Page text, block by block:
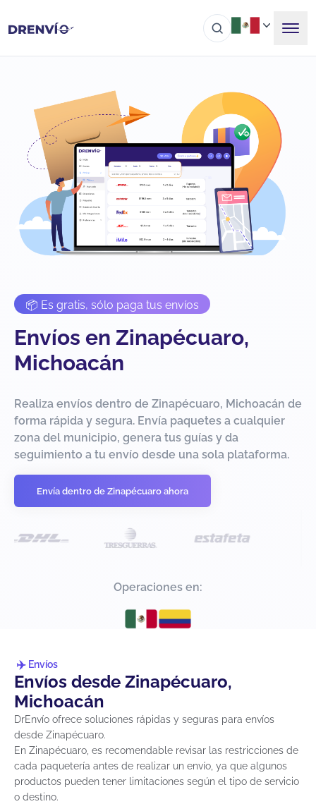
📦 Es gratis, sólo paga tus envíos
Envíos en Zinapécuaro,
Michoacán
Realiza envíos dentro de Zinapécuaro, Michoacán de
forma rápida y segura. Envía paquetes a cualquier
zona del municipio, genera tus guías y da
seguimiento a tu envío desde una sola plataforma.
Envía dentro de Zinapécuaro ahora
Operaciones en:
Envíos
Envíos desde Zinapécuaro,
Michoacán
DrEnvío ofrece soluciones rápidas y seguras para envíos
desde Zinapécuaro.
En Zinapécuaro, es recomendable revisar las restricciones de
cada paquetería antes de realizar un envío, ya que algunos
productos pueden tener limitaciones según el tipo de servicio
o destino.